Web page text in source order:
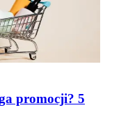
promocji? 5